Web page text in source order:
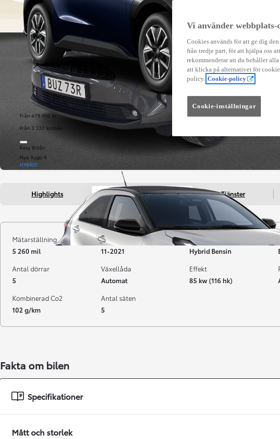
Från 479 900 kr
Från 3 333 kr/mån
Easy Billån
Nya Aygo X
HYBRID
Från 238 900 kr
Easy Billån
GR Yaris
Highlights Fakta om bilen Tjänster
Mätarställning
5 260 mil
Registrerad
11-2021
Bränsle
Hybrid Bensin
Antal dörrar
5
Växellåda
Automat
Effekt
85 kw (116 hk)
Kombinerad Co2
102 g/km
Antal säten
5
Fakta om bilen
Specifikationer
Mått och storlek
Vi använder webbplats-
Cookies används för att ge dig
från tredje part, för att hjälpa oss
rekommenderar att du behåller
att klicka på alternativet för
policy. Cookie-policy
Cookie-inställningar